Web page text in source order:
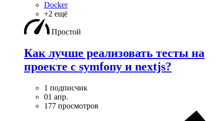
Docker
+2 ещё
Простой
Как лучше реализовать тесты на
проекте с symfony и nextjs?
1 подписчик
01 апр.
177 просмотров